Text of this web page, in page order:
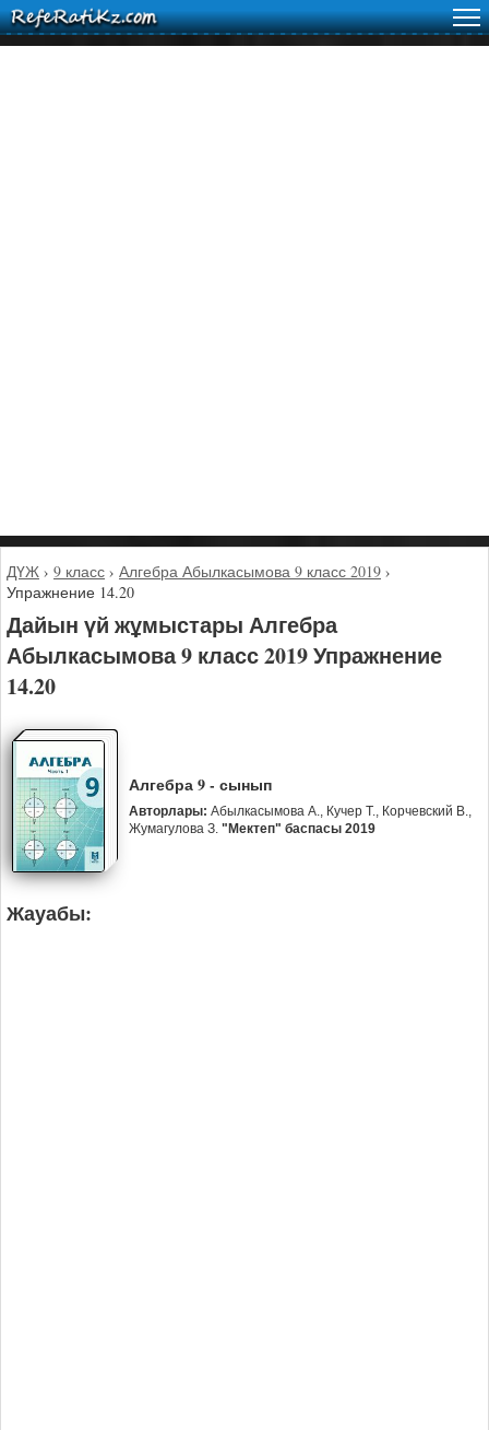
ДҮЖ › 9 класс › Алгебра Абылкасымова 9 класс 2019 ›
Упражнение 14.20
Дайын үй жұмыстары Алгебра
Абылкасымова 9 класс 2019 Упражнение
14.20
Алгебра 9 - сынып
Авторлары: Абылкасымова А., Кучер Т., Корчевский В.,
Жумагулова З. "Мектеп" баспасы 2019
Жауабы: